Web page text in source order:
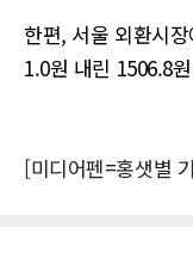
한편, 서울 외환시
1.0원 내린 1506.8
[미디어펜=홍샛별